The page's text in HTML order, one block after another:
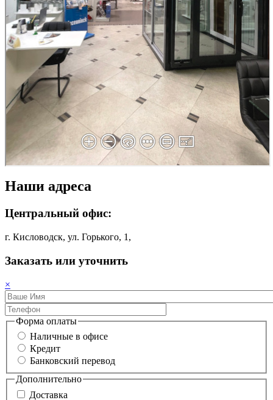
Наши адреса
Центральный офис:
г. Кисловодск, ул. Горького, 1,
Заказать или уточнить
×
Форма оплаты
Наличные в офисе
Кредит
Банковский перевод
Дополнительно
Доставка